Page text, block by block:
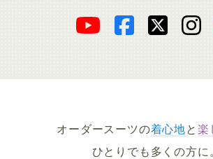
オ
ー
オ
ー
オ
ー
オーダースーツの着心地と 楽
ひとりでも多くの方に